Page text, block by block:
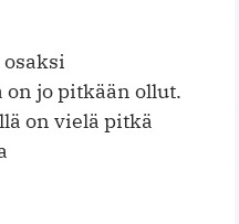
jo pitkään ollut.
on vielä pitkä